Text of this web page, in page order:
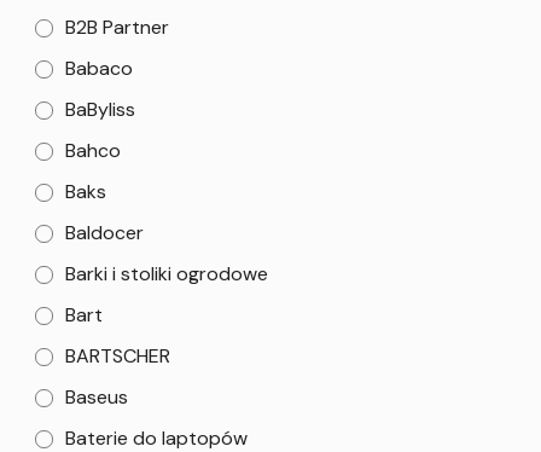
B2B Partner
Babaco
BaByliss
Bahco
Baks
Baldocer
Barki i stoliki ogrodowe
Bart
BARTSCHER
Baseus
Baterie do laptopów